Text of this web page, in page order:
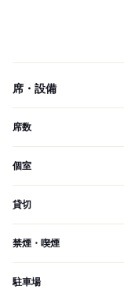
席・設備
席数
個室
貸切
禁煙・喫煙
駐車場